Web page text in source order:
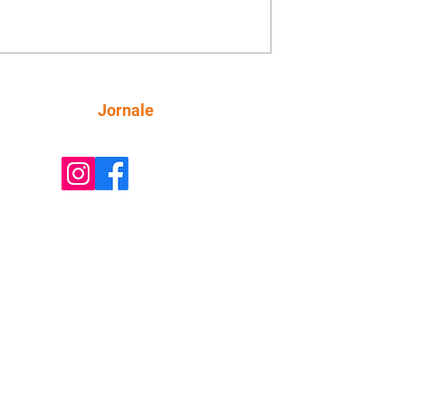
comentam sobre a possível jazida de
tungstênio na região. Virgínia provoca
Jornale